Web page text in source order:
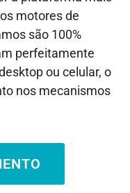
motores de
são 100%
perfeitamente
ou celular, o
nos mecanismos